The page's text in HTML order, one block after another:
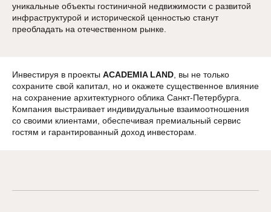
уникальные объекты гостиничной недвижимости с развитой
инфраструктурой и исторической ценностью станут
преобладать на отечественном рынке.
Инвестируя в проекты ACADEMIA LAND , вы не только
сохраните свой капитал, но и окажете существенное влияние
на сохранение архитектурного облика Санкт-Петербурга.
Компания выстраивает индивидуальные взаимоотношения
со своими клиентами, обеспечивая премиальный сервис
гостям и гарантированный доход инвесторам.